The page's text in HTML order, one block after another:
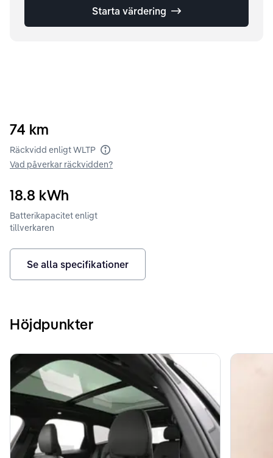
Starta värdering
74 km
Räckvidd enligt WLTP
Vad påverkar räckvidden?
18.8 kWh
Batterikapacitet enligt
tillverkaren
Se alla specifikationer
Höjdpunkter